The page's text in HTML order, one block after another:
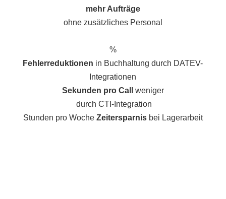
mehr Aufträge
ohne zusätzliches Personal
%
Fehlerreduktionen in Buchhaltungdurch DATEV-
Integrationen
Sekunden pro Call weniger
durch CTI-Integration
Stunden pro Woche Zeitersparnisbei Lagerarbeit